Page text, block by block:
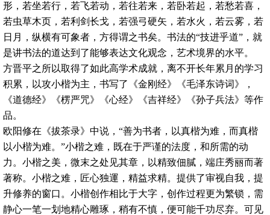
形，若坐若行，若飞若动，若往若来，若卧若起，若愁若喜，
若虫草木页，若利剑长戈，若强弓硬矢，若水火，若云雾，若
日月，纵横有可象者，方得谓之书矣。书法的“技进乎道”，就
是讲书法的道达到了能够表达文化观念，艺术境界的水平。
方晋平之所以取得了如此高学术成就，离不开长年累月的学习
积累，以攻小楷为主，书写了《金刚经》《毛泽东诗词》，
《道德经》《楞严咒》《心经》《吉祥经》《孙子兵法》等作
品。
欧阳修在《拔茶录》中说，“善为书者，以真楷为难，而真楷
以小楷为难。”小楷之难，既在于严谨的法度，和所需的动
力。小楷之美，微末之处见其章，以精致佃膩，端庄秀丽而著
著称。小楷之难，匠心独運，精益求精。提供了审视自我，提
升修养的窗口。小楷创作相比于大字，创作过程更为繁锁，需
静心一笔一划地精心雕琢，稍有不慎，便可能千功尽弃。可见